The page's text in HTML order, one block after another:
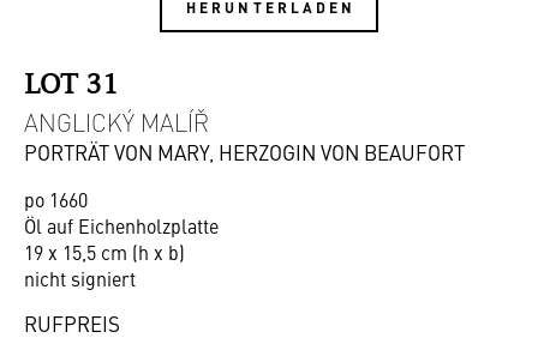
HERUNTERLADEN
LOT 31
ANGLICKÝ MALÍŘ
PORTRÄT VON MARY, HERZOGIN VON BEAUFORT
po 1660
Öl auf Eichenholzplatte
19 x 15,5 cm (h x b)
nicht signiert
RUFPREIS